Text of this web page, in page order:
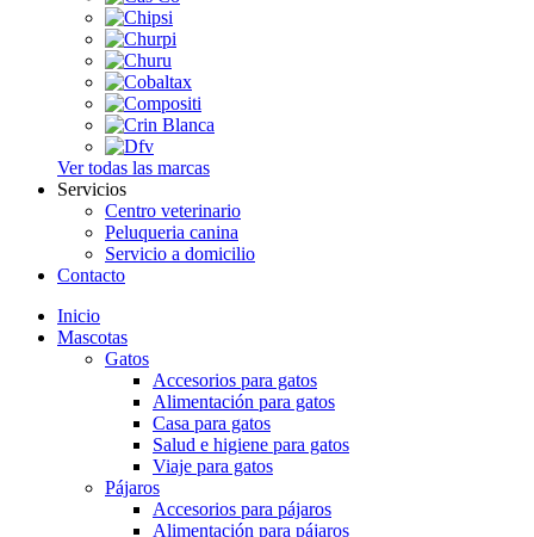
Ver todas las marcas
Servicios
Centro veterinario
Peluqueria canina
Servicio a domicilio
Contacto
Inicio
Mascotas
Gatos
Accesorios para gatos
Alimentación para gatos
Casa para gatos
Salud e higiene para gatos
Viaje para gatos
Pájaros
Accesorios para pájaros
Alimentación para pájaros